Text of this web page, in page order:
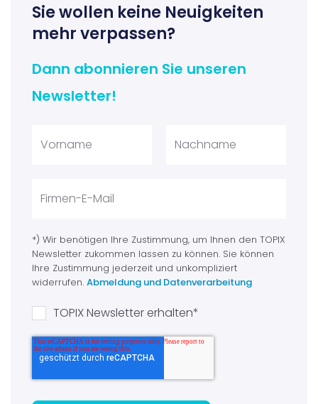
Sie wollen keine Neuigkeiten
mehr verpassen?
Dann abonnieren Sie unseren
Newsletter!
*) Wir benötigen Ihre Zustimmung, um Ihnen den TOPIX
Newsletter zukommen lassen zu können. Sie können
Ihre Zustimmung jederzeit und unkompliziert
widerrufen.Abmeldung und Datenverarbeitung
TOPIX Newsletter erhalten*